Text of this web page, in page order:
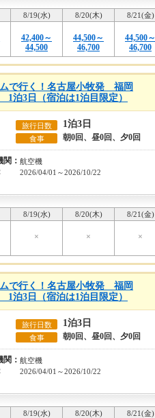
8/19(水) 8/20(木) 8/21(金)
42,400～
44,500
44,500～
46,700
44,500～
46,700
で行く！名古屋小牧発 福岡
泊3日（宿泊は1泊目限定）
旅行日数 1泊3日
食事 朝0回、昼0回、夕0回
： 航空機
2026/04/01～2026/10/22
8/19(水) 8/20(木) 8/21(金)
× × ×
で行く！名古屋小牧発 福岡
泊3日（宿泊は1泊目限定）
旅行日数 1泊3日
食事 朝0回、昼0回、夕0回
： 航空機
2026/04/01～2026/10/22
8/19(水) 8/20(木) 8/21(金)